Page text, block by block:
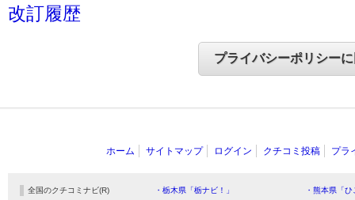
改訂履歴
ホーム サイトマップ ログイン クチコミ投稿 プラ
全国のクチコミナビ(R) ・栃木県「栃ナビ！」
・熊本県「